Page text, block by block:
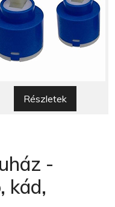
Részletek
-
kád,